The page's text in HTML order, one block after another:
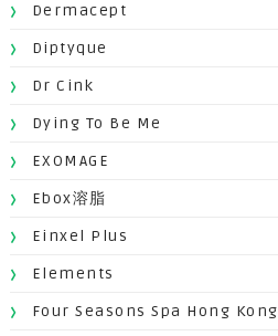
Dermacept
Diptyque
Dr Cink
Dying To Be Me
EXOMAGE
Ebox溶脂
Einxel Plus
Elements
Four Seasons Spa Hong Kong